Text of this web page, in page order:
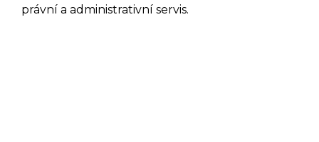
právní a administrativní servis.